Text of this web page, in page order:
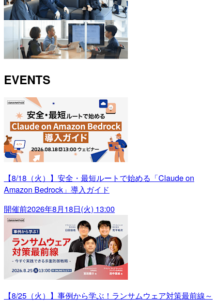
EVENTS
【8/18（火）】安全・最短ルートで始める「Claude on
Amazon Bedrock」導入ガイド
開催前2026年8月18日(火) 13:00
【8/25（火）】事例から学ぶ！ランサムウェア対策最前線～